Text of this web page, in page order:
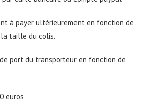
à payer ultérieurement en fonction de
taille du colis.
port du transporteur en fonction de
euros